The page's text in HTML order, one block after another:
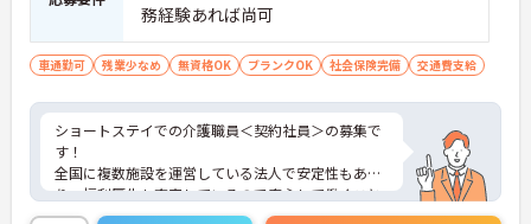
・賞与とは別に特別報酬の支給実績があり、手厚い
待遇のもとで生活を豊かにできます。
【残業が少なく手厚い福利厚生により、長期的に働
き続けられる体制です】
・残業は少なく、プライベートの時間をしっかりと
確保しながら心身にゆとりを持って働けます。
・65歳定年制や70歳までの再雇用制度、退職金制度
を備えており、ライフステージの変化に合わせて安
務経験あれば尚可
車通勤可 残業少なめ 無資格OK ブランクOK 社会保険完備 交通費支給
ショートステイでの介護職員＜契約社員＞の募集で
す！
全国に複数施設を運営している法人で安定性もあ
り、福利厚生も充実しているので安心して働くこと
ができます♪